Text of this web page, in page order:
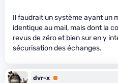
Il faudrait un système ayant un
identique au mail, mais dont la
revus de zéro et bien sur en y
sécurisation des échanges.
dvr-x Premium